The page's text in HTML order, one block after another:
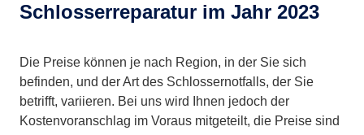
Schlosserreparatur im Jahr 2023
Die Preise können je nach Region, in der Sie sich
befinden, und der Art des Schlossernotfalls, der Sie
betrifft, variieren. Bei uns wird Ihnen jedoch der
Kostenvoranschlag im Voraus mitgeteilt, die Preise sind